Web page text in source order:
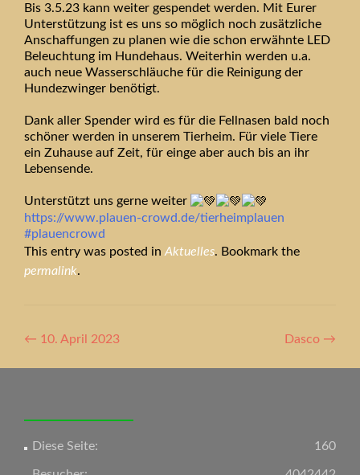
Bis 3.5.23 kann weiter gespendet werden. Mit Eurer
Unterstützung ist es uns so möglich noch zusätzliche
Anschaffungen zu planen wie die schon erwähnte LED
Beleuchtung im Hundehaus. Weiterhin werden u.a.
auch neue Wasserschläuche für die Reinigung der
Hundezwinger benötigt.
Dank aller Spender wird es für die Fellnasen bald noch
schöner werden in unserem Tierheim. Für viele Tiere
ein Zuhause auf Zeit, für einge aber auch bis an ihr
Lebensende.
Unterstützt uns gerne weiter
https://www.plauen-crowd.de/tierheimplauen
#plauencrowd
This entry was posted in Aktuelles. Bookmark the
permalink.
Artikel-
Navigation
← 10. April 2023 Dasco →
160
Diese Seite: